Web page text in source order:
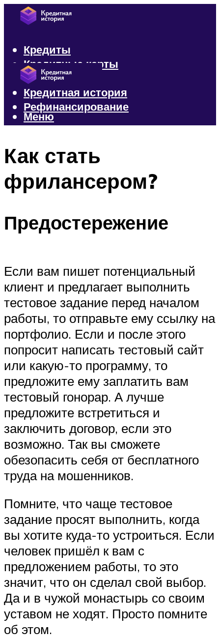
Кредиты
Кредитные карты
Микрозаймы
Кредитная история
Рефинансирование
Меню
Как стать
фрилансером?
Предостережение
Если вам пишет потенциальный
клиент и предлагает выполнить
тестовое задание перед началом
работы, то отправьте ему ссылку на
портфолио. Если и после этого
попросит написать тестовый сайт
или какую-то программу, то
предложите ему заплатить вам
тестовый гонорар. А лучше
предложите встретиться и
заключить договор, если это
возможно. Так вы сможете
обезопасить себя от бесплатного
труда на мошенников.
Помните, что чаще тестовое
задание просят выполнить, когда
вы хотите куда-то устроиться. Если
человек пришёл к вам с
предложением работы, то это
значит, что он сделал свой выбор.
Да и в чужой монастырь со своим
уставом не ходят. Просто помните
об этом.